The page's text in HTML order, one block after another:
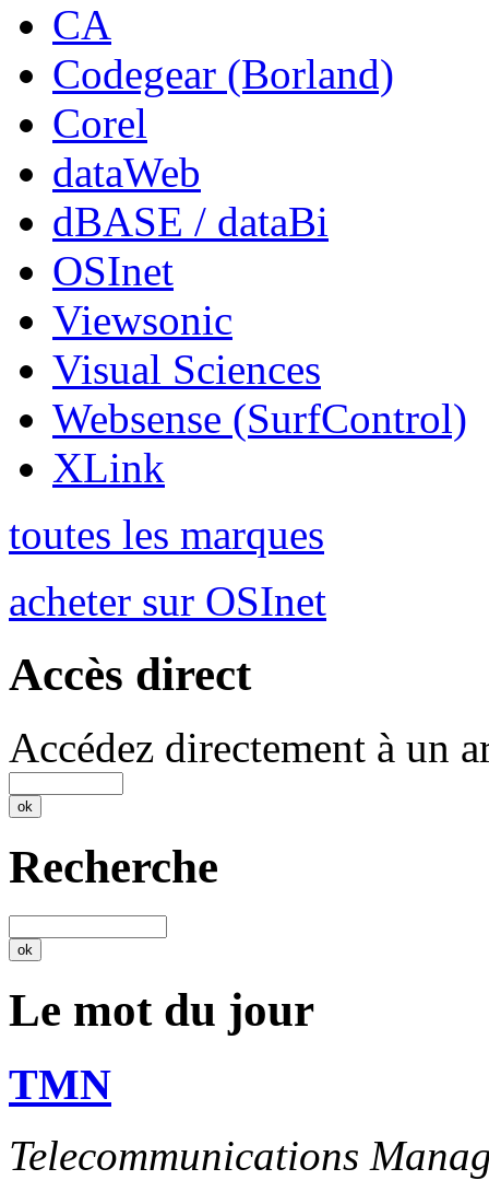
CA
Codegear (Borland)
Corel
dataWeb
dBASE / dataBi
OSInet
Viewsonic
Visual Sciences
Websense (SurfControl)
XLink
toutes les marques
acheter sur OSInet
Accès direct
Accédez directement à un
Recherche
Le mot du jour
TMN
Telecommunications